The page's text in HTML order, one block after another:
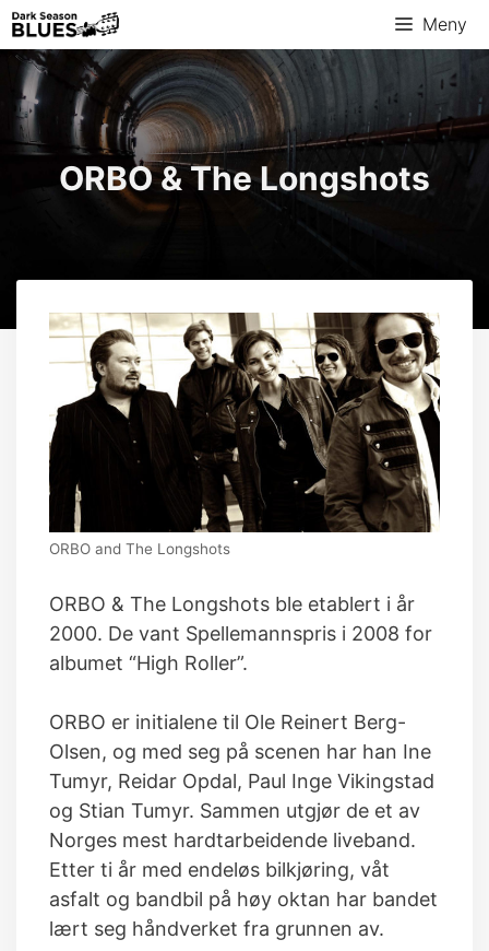
Hopp
til
innhold
Meny
ORBO & The Longshots
ORBO and The Longshots
ORBO & The Longshots ble etablert i år
2000. De vant Spellemannspris i 2008 for
albumet “High Roller”.
ORBO er initialene til Ole Reinert Berg-
Olsen, og med seg på scenen har han Ine
Tumyr, Reidar Opdal, Paul Inge Vikingstad
og Stian Tumyr. Sammen utgjør de et av
Norges mest hardtarbeidende liveband.
Etter ti år med endeløs bilkjøring, våt
asfalt og bandbil på høy oktan har bandet
lært seg håndverket fra grunnen av.